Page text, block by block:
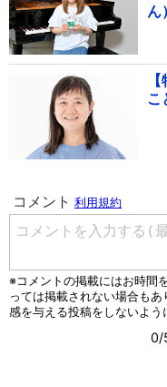
ん
こ